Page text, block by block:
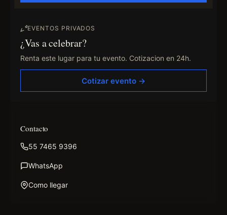
EVENTOS PRIVADOS
¿Vas a celebrar?
Renta este lugar para tu evento. Cotizacion en 24h.
Cotizar evento →
Contacto
55 7465 9396
WhatsApp
Como llegar